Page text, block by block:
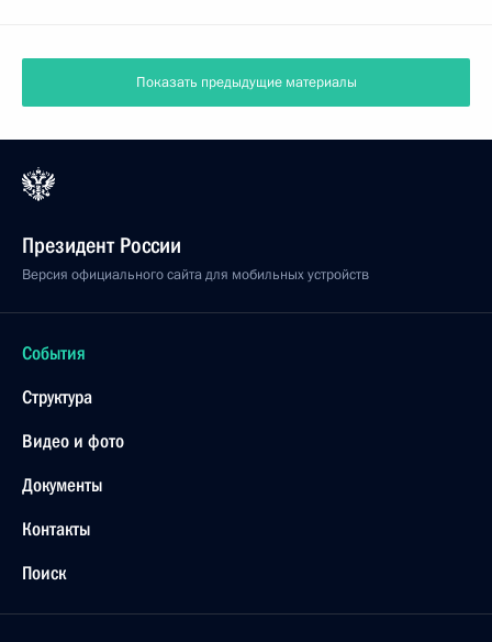
Показать предыдущие материалы
Президент России
Версия официального сайта для мобильных устройств
События
Структура
Видео и фото
Документы
Контакты
Поиск